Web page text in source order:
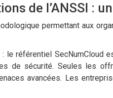
de l’ANSSI :
permettant aux
: le référentiel SecNumCloud
de sécurité. Seules les
avancées. Les